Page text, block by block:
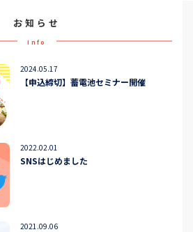
お知らせ
Info
2024.05.17
【申込締切】蓄電池セミナー開催
2022.02.01
SNSはじめました
2021.09.06